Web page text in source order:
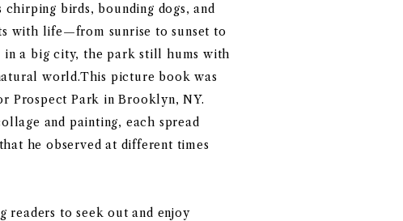
birds, bounding dogs, and
with life—from sunrise to sunset to
in a big city, the park still hums with
world.This picture book was
Prospect Park in Brooklyn, NY.
and painting, each spread
he observed at different times
to seek out and enjoy